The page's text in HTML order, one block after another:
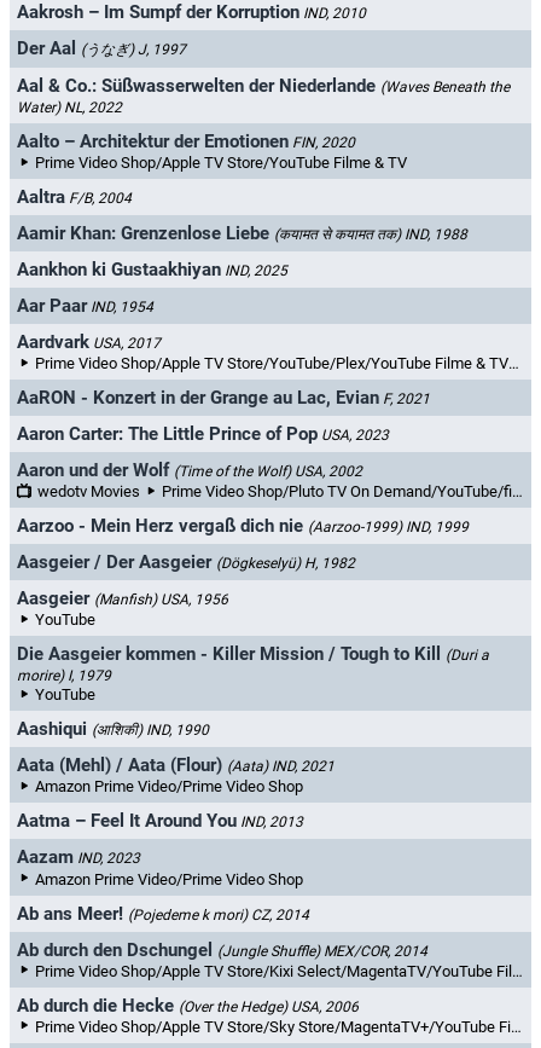
Aakrosh – Im Sumpf der Korruption IND, 2010
Der Aal (うなぎ) J, 1997
Aal & Co.: Süßwasserwelten der Niederlande (Waves Beneath the
Water) NL, 2022
Aalto – Architektur der Emotionen FIN, 2020
Prime Video Shop/Apple TV Store/YouTube Filme & TV
Aaltra F/B, 2004
Aamir Khan: Grenzenlose Liebe (कयामत से कयामत तक) IND, 1988
Aankhon ki Gustaakhiyan IND, 2025
Aar Paar IND, 1954
Aardvark USA, 2017
Prime Video Shop/Apple TV Store/YouTube/Plex/YouTube Filme & TV/Netzkino
AaRON - Konzert in der Grange au Lac, Evian F, 2021
Aaron Carter: The Little Prince of Pop USA, 2023
Aaron und der Wolf (Time of the Wolf) USA, 2002
wedotv Movies Prime Video Shop/Pluto TV On Demand/YouTube/filmfriend/wedotv
Aarzoo - Mein Herz vergaß dich nie (Aarzoo-1999) IND, 1999
Aasgeier / Der Aasgeier (Dögkeselyü) H, 1982
Aasgeier (Manfish) USA, 1956
YouTube
Die Aasgeier kommen - Killer Mission / Tough to Kill
(Duri a
morire) I, 1979
YouTube
Aashiqui (आशिकी) IND, 1990
Aata (Mehl) / Aata (Flour) (Aata) IND, 2021
Amazon Prime Video/Prime Video Shop
Aatma – Feel It Around You IND, 2013
Aazam IND, 2023
Amazon Prime Video/Prime Video Shop
Ab ans Meer! (Pojedeme k mori) CZ, 2014
Ab durch den Dschungel (Jungle Shuffle) MEX/COR, 2014
Prime Video Shop/Apple TV Store/Kixi Select/MagentaTV/YouTube Filme & TV/maxdome/Videoload
Ab durch die Hecke (Over the Hedge) USA, 2006
Prime Video Shop/Apple TV Store/Sky Store/MagentaTV+/YouTube Filme & TV/maxdome/Chili/Rakuten TV